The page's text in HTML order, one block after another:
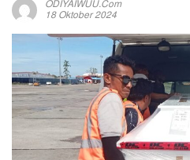
ODIYAIWUU.com
18 Oktober 2024